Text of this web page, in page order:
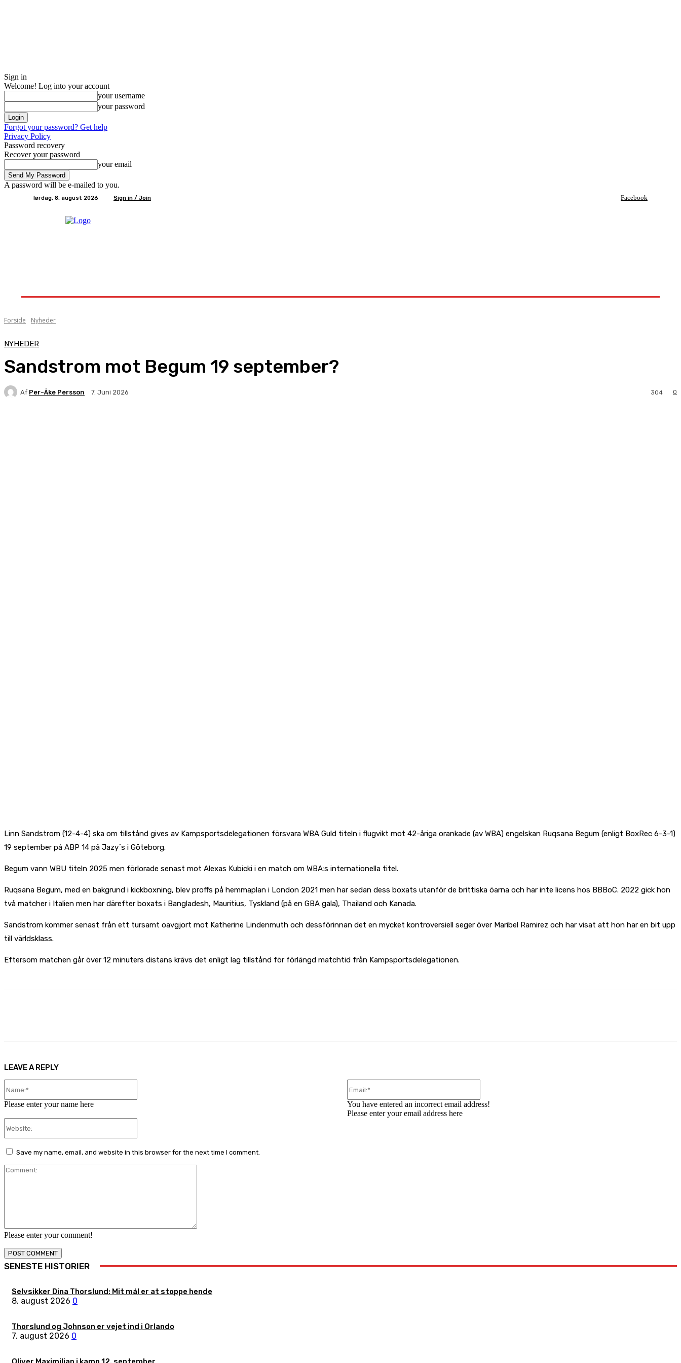
Sign in
Welcome! Log into your account
your username
your password
Forgot your password? Get help
Privacy Policy
Password recovery
Recover your password
your email
A password will be e-mailed to you.
lørdag, 8. august 2026 Sign in / Join Facebook
Forside Nyheder
NYHEDER
Sandstrom mot Begum 19 september?
Af Per-Åke Persson 7. Juni 2026 0
304
Linn Sandstrom (12-4-4) ska om tillstånd gives av Kampsportsdelegationen försvara WBA Guld titeln i flugvikt mot 42-åriga orankade (av WBA) engelskan Ruqsana Begum (enligt BoxRec 6-3-1)
19 september på ABP 14 på Jazy´s i Göteborg.
Begum vann WBU titeln 2025 men förlorade senast mot Alexas Kubicki i en match om WBA:s internationella titel.
Ruqsana Begum, med en bakgrund i kickboxning, blev proffs på hemmaplan i London 2021 men har sedan dess boxats utanför de brittiska öarna och har inte licens hos BBBoC. 2022 gick hon
två matcher i Italien men har därefter boxats i Bangladesh, Mauritius, Tyskland (på en GBA gala), Thailand och Kanada.
Sandstrom kommer senast från ett tursamt oavgjort mot Katherine Lindenmuth och dessförinnan det en mycket kontroversiell seger över Maribel Ramirez och har visat att hon har en bit upp
till världsklass.
Eftersom matchen går över 12 minuters distans krävs det enligt lag tillstånd för förlängd matchtid från Kampsportsdelegationen.
LEAVE A REPLY
Please enter your comment!
Please enter your name here
You have entered an incorrect email address!
Please enter your email address here
Save my name, email, and website in this browser for the next time I comment.
SENESTE HISTORIER
Selvsikker Dina Thorslund: Mit mål er at stoppe hende
8. august 2026 0
Thorslund og Johnson er vejet ind i Orlando
7. august 2026 0